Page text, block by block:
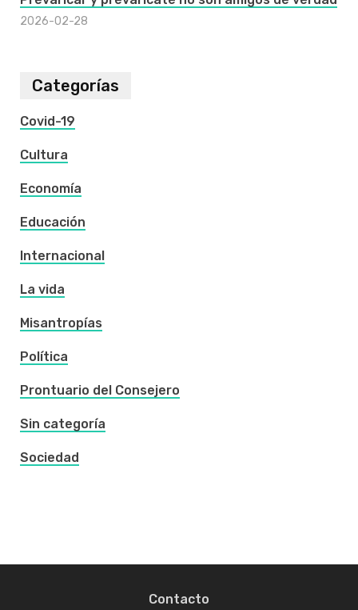
2026-02-28
Categorías
Covid-19
Cultura
Economía
Educación
Internacional
La vida
Misantropías
Política
Prontuario del Consejero
Sin categoría
Sociedad
Contacto